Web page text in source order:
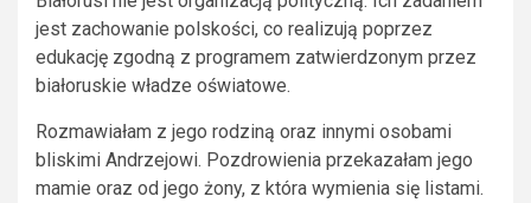
jest zachowanie polskości, co realizują poprzez
edukację zgodną z programem zatwierdzonym przez
białoruskie władze oświatowe.
Rozmawiałam z jego rodziną oraz innymi osobami
bliskimi Andrzejowi. Pozdrowienia przekazałam jego
mamie oraz od jego żony, z która wymienia się listami.